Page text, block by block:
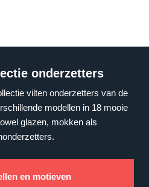
onderzetters
vilten onderzetters van de
modellen in 18 mooie
glazen, mokken als
en motieven